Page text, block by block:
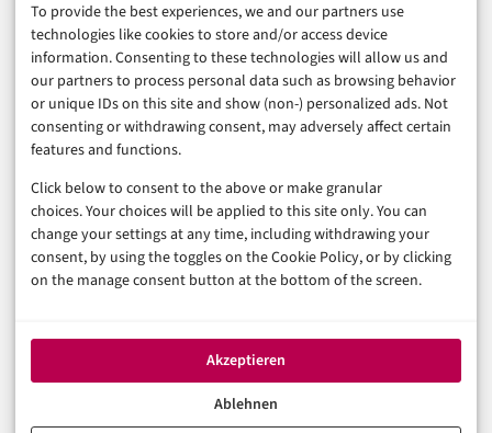
To provide the best experiences, we and our partners use
technologies like cookies to store and/or access device
information. Consenting to these technologies will allow us and
our partners to process personal data such as browsing behavior
or unique IDs on this site and show (non-) personalized ads. Not
consenting or withdrawing consent, may adversely affect certain
features and functions.
Click below to consent to the above or make granular
choices. Your choices will be applied to this site only. You can
change your settings at any time, including withdrawing your
consent, by using the toggles on the Cookie Policy, or by clicking
on the manage consent button at the bottom of the screen.
Akzeptieren
Ablehnen
Business & Karriere
Sicherheit & Recht
Digitalisierung
Marketing
Magazin
Unsere Redaktion
Werbeformate & Media Kit
Rechtliches
Datenschutzerklärung (EU)
Cookie-Richtlinie (EU)